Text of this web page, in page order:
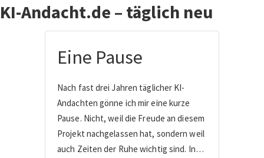
KI-Andacht.de – täglich neu